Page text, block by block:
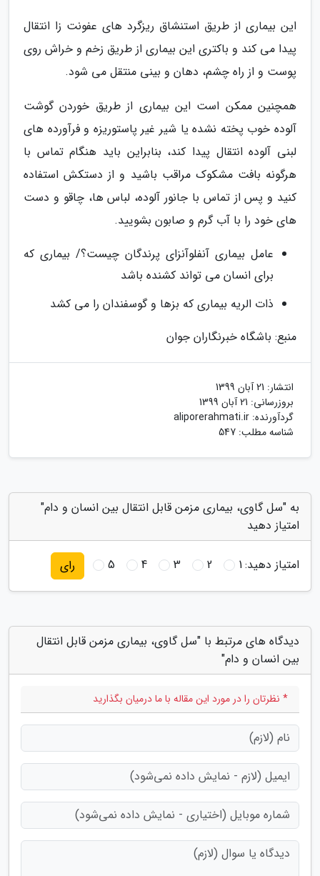
این بیماری از طریق استنشاق ریزگرد های عفونت زا انتقال
پیدا می کند و باکتری این بیماری از طریق زخم و خراش روی
پوست و از راه چشم، دهان و بینی منتقل می شود.
همچنین ممکن است این بیماری از طریق خوردن گوشت
آلوده خوب پخته نشده یا شیر غیر پاستوریزه و فرآورده های
لبنی آلوده انتقال پیدا کند، بنابراین باید هنگام تماس با
هرگونه بافت مشکوک مراقب باشید و از دستکش استفاده
کنید و پس از تماس با جانور آلوده، لباس ها، چاقو و دست
های خود را با آب گرم و صابون بشویید.
عامل بیماری آنفلوآنزای پرندگان چیست؟/ بیماری که
برای انسان می تواند کشنده باشد
ذات الریه بیماری که بزها و گوسفندان را می کشد
منبع: باشگاه خبرنگاران جوان
انتشار: 21 آبان 1399
بروزرسانی: 21 آبان 1399
گردآورنده: aliporerahmati.ir
شناسه مطلب: 547
به "سل گاوی، بیماری مزمن قابل انتقال بین انسان و دام"
امتیاز دهید
امتیاز دهید:1
2
3
4
5 رای
دیدگاه های مرتبط با "سل گاوی، بیماری مزمن قابل انتقال
بین انسان و دام"
* نظرتان را در مورد این مقاله با ما درمیان بگذارید